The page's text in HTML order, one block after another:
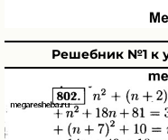
Решебник №1 к